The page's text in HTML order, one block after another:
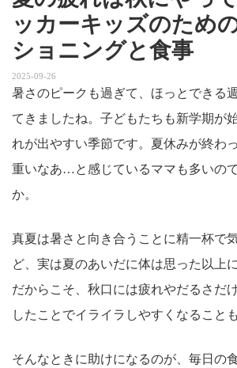
ッカーキッズのため
ショニングと食事
2025-09-26
暑さのピークも過ぎて、ほっとできる
てきましたね。子どもたちも新学期が
れが出やすい季節です。夏休みが終わ
重いなあ…と感じているママも多いの
か。
真夏は暑さと向き合うことに精一杯で
ど、実は夏のあいだに体は思った以上
だからこそ、秋口には疲れやだるさだ
したことでイライラしやすくなることも
そんなときに助けになるのが、毎日の